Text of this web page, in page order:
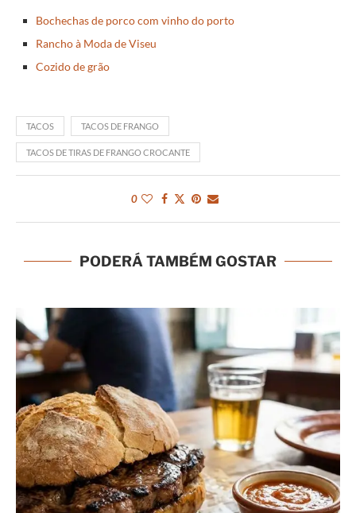
Bochechas de porco com vinho do porto
Rancho à Moda de Viseu
Cozido de grão
TACOS TACOS DE FRANGO
TACOS DE TIRAS DE FRANGO CROCANTE
0
PODERÁ TAMBÉM GOSTAR